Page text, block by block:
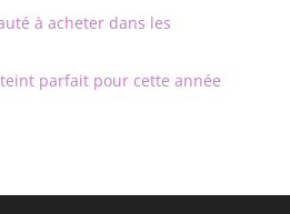
à acheter dans les
parfait pour cette année